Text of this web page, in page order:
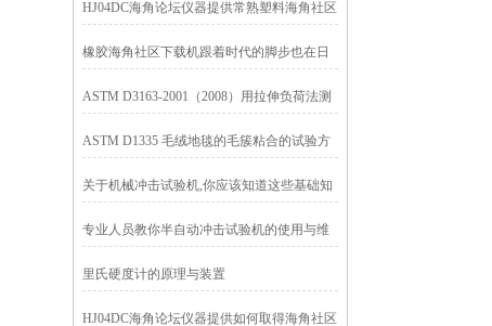
HJ04DC海角论坛仪器提供常熟塑料海角社区
橡胶海角社区下载机跟着时代的脚步也在日
ASTM D3163-2001（2008）用拉伸负荷法测
的试验方法
ASTM D1335 毛绒地毯的毛簇粘合的试验方
关于机械冲击试验机,你应该知道这些基础知
专业人员教你半自动冲击试验机的使用与维
里氏硬度计的原理与装置
HJ04DC海角论坛仪器提供如何取得海角社区